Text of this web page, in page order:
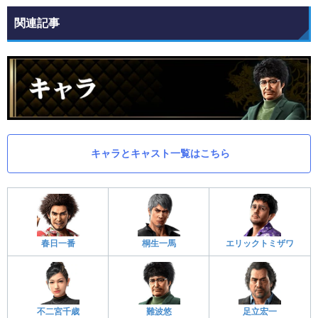
関連記事
キャラとキャスト一覧はこちら
春日一番 桐生一馬 エリックトミザワ
不二宮千歳 難波悠 足立宏一